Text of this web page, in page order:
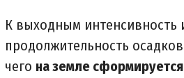
К выходным интенсивность
продолжительность
чего на земле